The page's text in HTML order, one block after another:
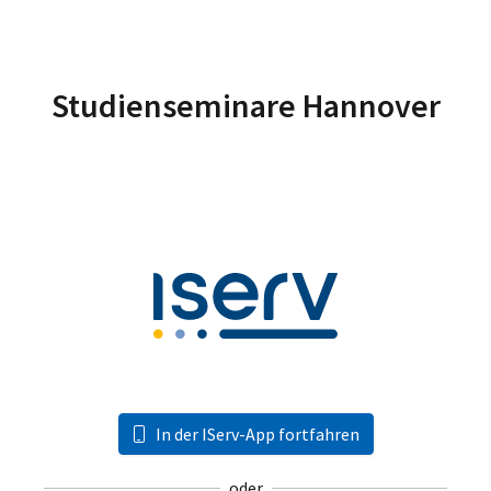
Studienseminare Hannover
In der IServ-App fortfahren